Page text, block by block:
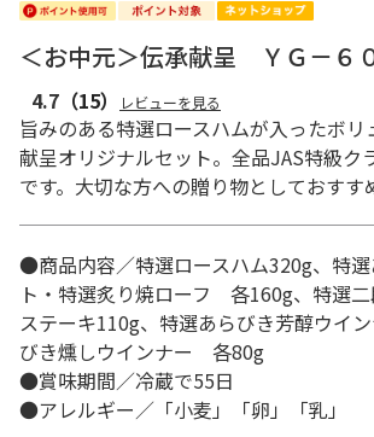
＜お中元＞伝承献呈 ＹＧ－６
4.7 （15） レビューを見る
旨みのある特選ロースハムが入ったボ
献呈オリジナルセット。全品JAS特級ク
です。大切な方への贈り物としておすす
●商品内容／特選ロースハム320g、特
ト・特選炙り焼ローフ 各160g、特選
ステーキ110g、特選あらびき芳醇ウイ
びき燻しウインナー 各80g
●賞味期間／冷蔵で55日
●アレルギー／「小麦」「卵」「乳」